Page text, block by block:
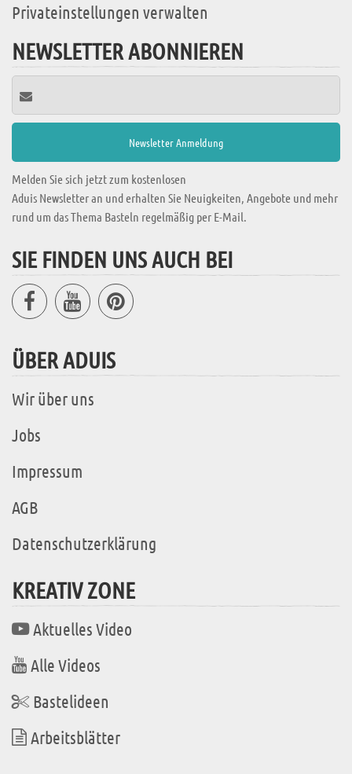
Privateinstellungen verwalten
NEWSLETTER ABONNIEREN
Melden Sie sich jetzt zum kostenlosen
Aduis Newsletter an und erhalten Sie Neuigkeiten, Angebote und mehr
rund um das Thema Basteln regelmäßig per E-Mail.
SIE FINDEN UNS AUCH BEI
ÜBER ADUIS
Wir über uns
Jobs
Impressum
AGB
Datenschutzerklärung
KREATIV ZONE
Aktuelles Video
Alle Videos
Bastelideen
Arbeitsblätter